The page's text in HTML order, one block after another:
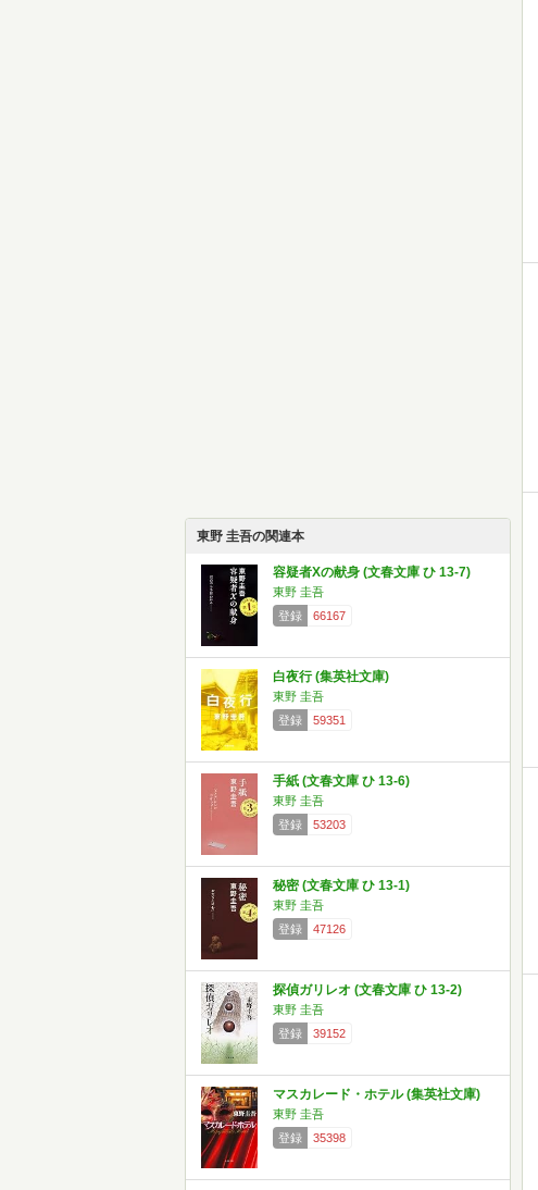
東野 圭吾の関連本
容疑者Xの献身 (文春文庫 ひ 13-7)
東野 圭吾
登録
66167
白夜行 (集英社文庫)
東野 圭吾
登録
59351
手紙 (文春文庫 ひ 13-6)
東野 圭吾
登録
53203
秘密 (文春文庫 ひ 13-1)
東野 圭吾
登録
47126
探偵ガリレオ (文春文庫 ひ 13-2)
東野 圭吾
登録
39152
マスカレード・ホテル (集英社文庫)
東野 圭吾
登録
35398